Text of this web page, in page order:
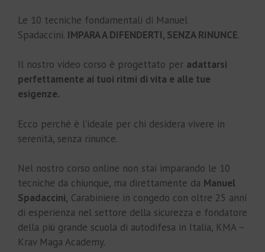
Le 10 tecniche fondamentali di Manuel
Spadaccini. IMPARA A DIFENDERTI, SENZA RINUNCE.
Il nostro video corso è progettato per adattarsi
perfettamente ai tuoi ritmi di vita e alle tue
esigenze.
Ecco perché è l’ideale per chi desidera vivere in
serenità, senza rinunce.
Nel nostro corso online non stai imparando le 10
tecniche da chiunque, ma direttamente da Manuel
Spadaccini, Carabiniere in congedo con oltre 25 anni
di esperienza nel settore della sicurezza e fondatore
della più grande scuola di autodifesa in Italia, KMA –
Krav Maga Academy.